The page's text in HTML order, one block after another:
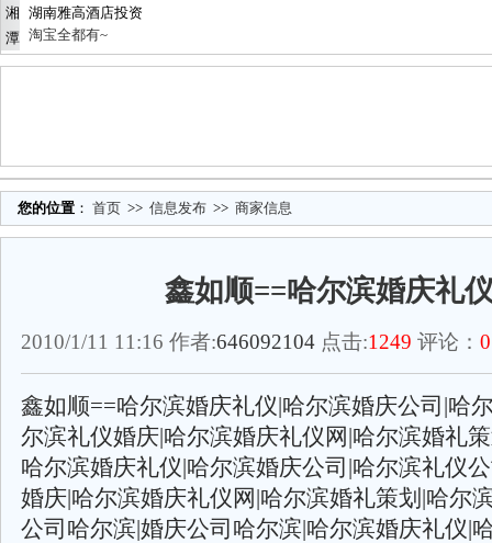
湘
潭
湖南雅高酒店投资
淘宝全都有~
您的位置 ： 首页 >> 信息发布 >> 商家信息
鑫如顺==哈尔滨婚庆礼
2010/1/11 11:16 作者:646092104 点击:1249 评论： 0
鑫如顺==哈尔滨婚庆礼仪|哈尔滨婚庆公司|哈
尔滨礼仪婚庆|哈尔滨婚庆礼仪网|哈尔滨婚礼
哈尔滨婚庆礼仪|哈尔滨婚庆公司|哈尔滨礼仪
婚庆|哈尔滨婚庆礼仪网|哈尔滨婚礼策划|哈尔
公司哈尔滨|婚庆公司哈尔滨|哈尔滨婚庆礼仪|